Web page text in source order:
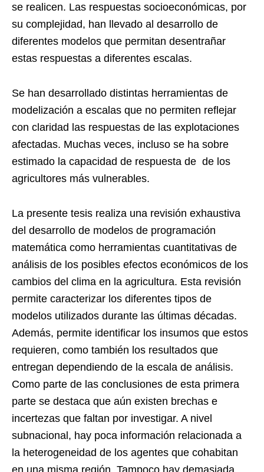
se realicen. Las respuestas socioeconómicas, por
su complejidad, han llevado al desarrollo de
diferentes modelos que permitan desentrañar
estas respuestas a diferentes escalas.
Se han desarrollado distintas herramientas de
modelización a escalas que no permiten reflejar
con claridad las respuestas de las explotaciones
afectadas. Muchas veces, incluso se ha sobre
estimado la capacidad de respuesta de de los
agricultores más vulnerables.
La presente tesis realiza una revisión exhaustiva
del desarrollo de modelos de programación
matemática como herramientas cuantitativas de
análisis de los posibles efectos económicos de los
cambios del clima en la agricultura. Esta revisión
permite caracterizar los diferentes tipos de
modelos utilizados durante las últimas décadas.
Además, permite identificar los insumos que estos
requieren, como también los resultados que
entregan dependiendo de la escala de análisis.
Como parte de las conclusiones de esta primera
parte se destaca que aún existen brechas e
incertezas que faltan por investigar. A nivel
subnacional, hay poca información relacionada a
la heterogeneidad de los agentes que cohabitan
en una misma región. Tampoco hay demasiada